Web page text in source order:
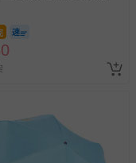
島。如您位於離島地
區、樓層親送等加價
料內的查詢訂單內，